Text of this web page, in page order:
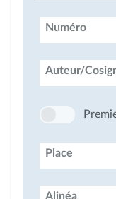
Numéro
Auteur/
Place
Alinéa